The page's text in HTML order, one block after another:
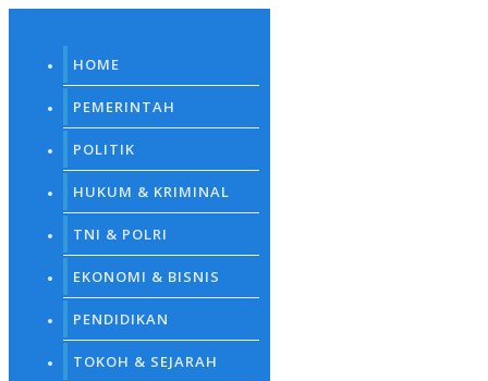
HOME
PEMERINTAH
POLITIK
HUKUM & KRIMINAL
TNI & POLRI
EKONOMI & BISNIS
PENDIDIKAN
TOKOH & SEJARAH